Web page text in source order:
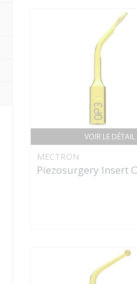
VOIR LE DÉTAIL
MECTRON
Piezosurgery Insert